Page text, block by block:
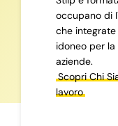
occupano di
che
idoneo per
aziende.
Scopri Chi
lavoro